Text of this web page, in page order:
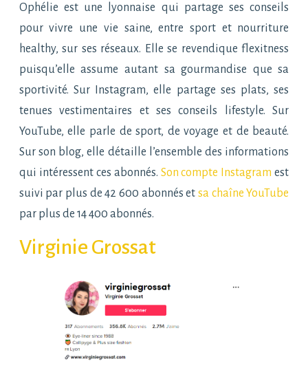
Ophélie est une lyonnaise qui partage ses conseils
pour vivre une vie saine, entre sport et nourriture
healthy, sur ses réseaux. Elle se revendique flexitness
puisqu’elle assume autant sa gourmandise que sa
sportivité. Sur Instagram, elle partage ses plats, ses
tenues vestimentaires et ses conseils lifestyle. Sur
YouTube, elle parle de sport, de voyage et de beauté.
Sur son blog, elle détaille l’ensemble des informations
qui intéressent ces abonnés. Son compte Instagram est
suivi par plus de 42 600 abonnés etsa chaîne YouTube
par plus de 14 400 abonnés.
Virginie Grossat